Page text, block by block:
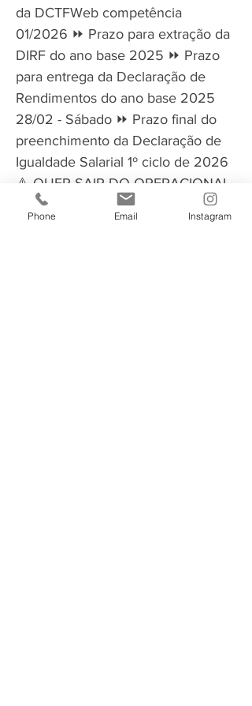
da DCTFWeb competência
01/2026 ⏩ Prazo para extração da
DIRF do ano base 2025 ⏩ Prazo
para entrega da Declaração de
Rendimentos do ano base 2025
28/02 - Sábado ⏩ Prazo final do
preenchimento da Declaração de
Igualdade Salarial 1º ciclo de 2026
⚠️ QUER SAIR DO OPERACIONAL
E SE TORNAR UM PROFISSIONAL
DE ALTA PERFORMANCE NO DP?
Phone Email Instagram